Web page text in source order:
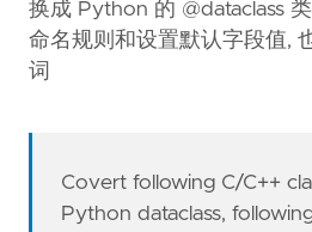
换成 Python 的 @dataclass
命名规则和设置默认字段值,
词
Covert following C/C++
Python dataclass,